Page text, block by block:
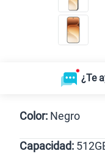
¿Te
Color: Negro
Naranja
Capacidad: